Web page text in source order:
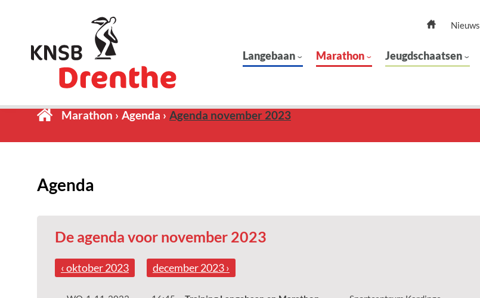
Nieuws
Langebaan Marathon Jeugdschaatsen
Marathon Agenda Agenda november 2023
Agenda
De agenda voor november 2023
‹ oktober 2023 december 2023 ›